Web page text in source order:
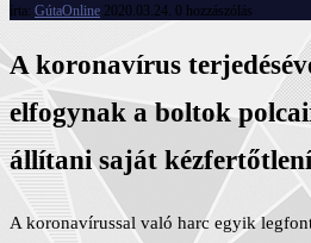
írta: GútaOnline 2020.03.24. 0 hozzászólás
A koronavírus
elfogynak a boltok
állítani saját
A koronavírussal való harc egyik